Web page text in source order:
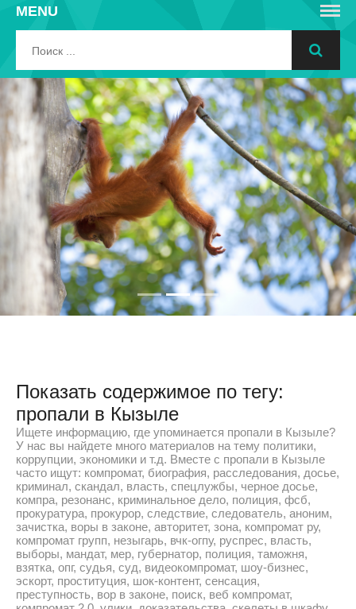
MENU
Показать содержимое по тегу:
пропали в Кызыле
Ищете информацию, где упоминается пропали в Кызыле?
У нас вы найдете много материалов на тему политики,
коррупции, экономики и т.д. Вместе с пропали в Кызыле
часто ищут: компромат, биография, расследования, досье,
криминал, скандал, власть, спецлужбы, черное досье,
компра, резонанс, криминальное дело, полиция, фсб,
прокуратура, прокурор, следствие, следователь, аноним,
зачистка, воры в законе, авторитет, зона, компромат ру,
компромат групп, незыгарь, вчк-огпу, руспрес, власть,
выборы, мандат, мер, губернатор, полиция, таможня,
взятка, опг, судья, суд, видеокомпромат, шоу-бизнес,
эскорт, проституция, шок-контент, сенсация,
преступность, вор в законе, поиск, веб компромат,